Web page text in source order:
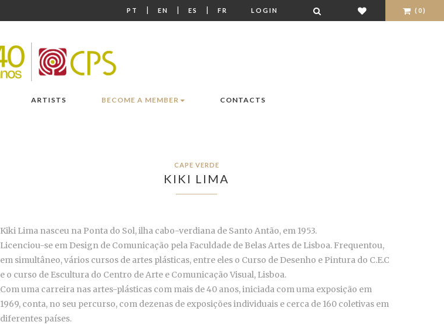
PT | EN | ES | FR LOGIN (0)
ARTISTS BECOME A MEMBER CONTACTS
CAPE VERDE
KIKI LIMA
Kiki Lima nasceu na Ponta do Sol, ilha cabo-verdiana de Santo Antão, em 1953.
Licenciou-se em Design de Comunicação pela Faculdade de Belas Artes de Lisboa. Frequentou,
em simultâneo, vários cursos de artes plásticas, entre eles o Curso de Desenho e Pintura do C.E.C
e o curso de Escultura do Centro de Arte e Comunicação Visual, Lisboa.
Com uma carreira nas artes-plásticas com mais de 40 anos, iniciada com uma exposição em
1969, conta, no seu percurso, com dezenas de exposições individuais e cerca de 160 coletivas em
diferentes países.